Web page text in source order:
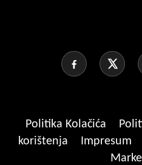
Politika Kolačića
korištenja
Impresum